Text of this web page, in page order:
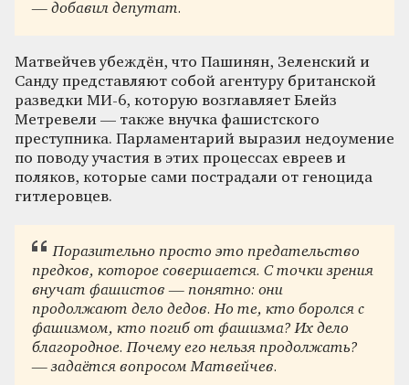
— добавил депутат.
Матвейчев убеждён, что Пашинян, Зеленский и
Санду представляют собой агентуру британской
разведки МИ-6, которую возглавляет Блейз
Метревели — также внучка фашистского
преступника. Парламентарий выразил недоумение
по поводу участия в этих процессах евреев и
поляков, которые сами пострадали от геноцида
гитлеровцев.
Поразительно просто это предательство
предков, которое совершается. С точки зрения
внучат фашистов — понятно: они
продолжают дело дедов. Но те, кто боролся с
фашизмом, кто погиб от фашизма? Их дело
благородное. Почему его нельзя продолжать?
— задаётся вопросом Матвейчев.